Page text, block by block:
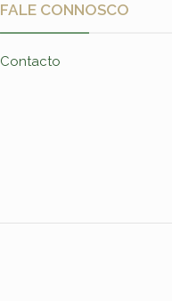
FALE CONNOSCO
Contacto